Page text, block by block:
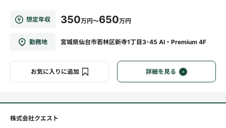
想定年収 350万円～650万円
勤務地 宮城県仙台市若林区新寺1丁目3-45 AI・Premium 4F
お気に入りに追加 詳細を見る
株式会社クエスト